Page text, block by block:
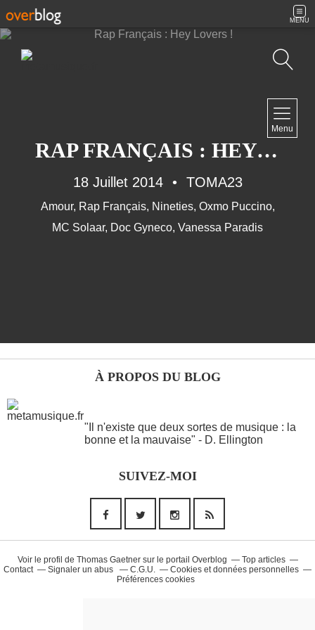
MENU
Menu
RAP FRANÇAIS : HEY LOVERS !
18 Juillet 2014 TOMA23
Amour, Rap Français, Nineties, Oxmo Puccino,
MC Solaar, Doc Gyneco, Vanessa Paradis
À PROPOS DU BLOG
"Il n'existe que deux sortes de musique : la
bonne et la mauvaise" - D. Ellington
SUIVEZ-MOI
Contact
NEWSLETTER
90'S (14)
French Touch (14)
Rap Francais (10)
Daft Punk (8)
Voir le profil de Thomas Gaetnersur le portail Overblog
Top articles
Contact
Signaler un abus C.G.U.
Cookies et données personnelles
Préférences cookies